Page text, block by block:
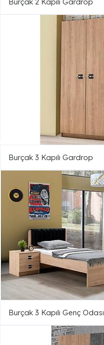
Burçak 3 Kapılı Gardrop
Burçak 3 Kapılı Genç Odası